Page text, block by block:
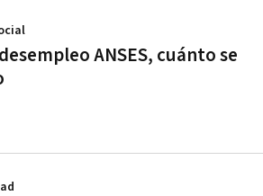
ANSES, cuánto se